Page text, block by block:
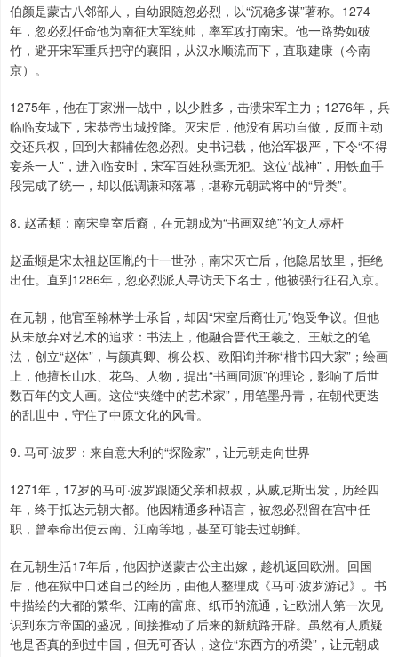
伯颜是蒙古八邻部人，自幼跟随忽必烈，以“沉稳多谋”著称。1274
年，忽必烈任命他为南征大军统帅，率军攻打南宋。他一路势如破
竹，避开宋军重兵把守的襄阳，从汉水顺流而下，直取建康（今南
京）。
1275年，他在丁家洲一战中，以少胜多，击溃宋军主力；1276年，兵
临临安城下，宋恭帝出城投降。灭宋后，他没有居功自傲，反而主动
交还兵权，回到大都辅佐忽必烈。史书记载，他治军极严，下令“不得
妄杀一人”，进入临安时，宋军百姓秋毫无犯。这位“战神”，用铁血手
段完成了统一，却以低调谦和落幕，堪称元朝武将中的“异类”。
8. 赵孟頫：南宋皇室后裔，在元朝成为“书画双绝”的文人标杆
赵孟頫是宋太祖赵匡胤的十一世孙，南宋灭亡后，他隐居故里，拒绝
出仕。直到1286年，忽必烈派人寻访天下名士，他被强行征召入京。
在元朝，他官至翰林学士承旨，却因“宋室后裔仕元”饱受争议。但他
从未放弃对艺术的追求：书法上，他融合晋代王羲之、王献之的笔
法，创立“赵体”，与颜真卿、柳公权、欧阳询并称“楷书四大家”；绘画
上，他擅长山水、花鸟、人物，提出“书画同源”的理论，影响了后世
数百年的文人画。这位“夹缝中的艺术家”，用笔墨丹青，在朝代更迭
的乱世中，守住了中原文化的风骨。
9. 马可·波罗：来自意大利的“探险家”，让元朝走向世界
1271年，17岁的马可·波罗跟随父亲和叔叔，从威尼斯出发，历经四
年，终于抵达元朝大都。他因精通多种语言，被忽必烈留在宫中任
职，曾奉命出使云南、江南等地，甚至可能去过朝鲜。
在元朝生活17年后，他因护送蒙古公主出嫁，趁机返回欧洲。回国
后，他在狱中口述自己的经历，由他人整理成《马可·波罗游记》。书
中描绘的大都的繁华、江南的富庶、纸币的流通，让欧洲人第一次见
识到东方帝国的盛况，间接推动了后来的新航路开辟。虽然有人质疑
他是否真的到过中国，但无可否认，这位“东西方的桥梁”，让元朝成